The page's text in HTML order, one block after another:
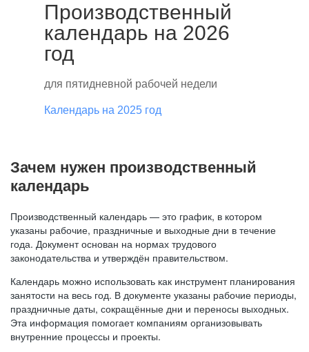
Производственный
календарь на 2026
год
для пятидневной рабочей недели
Календарь на 2025 год
Зачем нужен производственный
календарь
Производственный календарь — это график, в котором
указаны рабочие, праздничные и выходные дни в течение
года. Документ основан на нормах трудового
законодательства и утверждён правительством.
Календарь можно использовать как инструмент планирования
занятости на весь год. В документе указаны рабочие периоды,
праздничные даты, сокращённые дни и переносы выходных.
Эта информация помогает компаниям организовывать
внутренние процессы и проекты.